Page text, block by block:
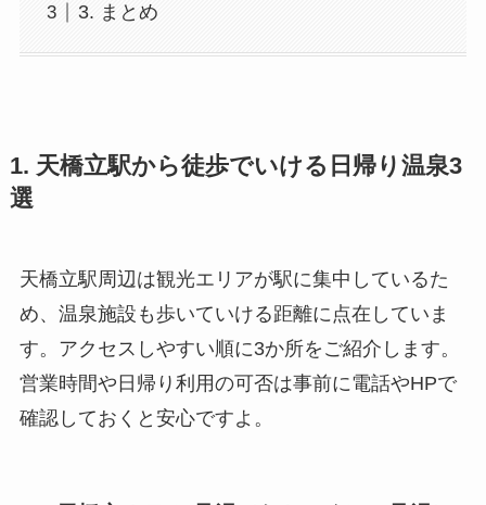
3. まとめ
1. 天橋立駅から徒歩でいける日帰り温泉3
選
天橋立駅周辺は観光エリアが駅に集中しているた
め、温泉施設も歩いていける距離に点在していま
す。アクセスしやすい順に3か所をご紹介します。
営業時間や日帰り利用の可否は事前に電話やHPで
確認しておくと安心ですよ。